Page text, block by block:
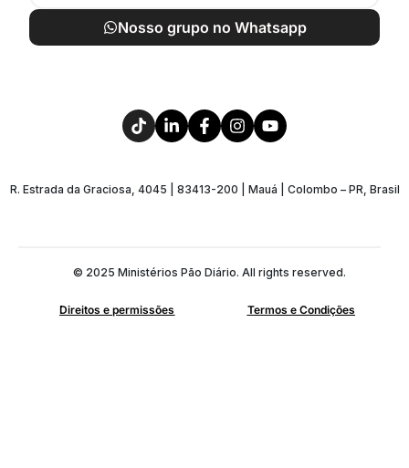
Nosso grupo no Whatsapp
R. Estrada da Graciosa, 4045 | 83413-200 | Mauá | Colombo – PR, Brasil
© 2025 Ministérios Pão Diário. All rights reserved.
Direitos e permissões Termos e Condições